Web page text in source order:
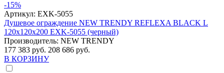
-15%
Артикул: EXK-5055
Душевое ограждение NEW TRENDY REFLEXA BLACK L
120x120x200 EXK-5055 (черный)
Производитель: NEW TRENDY
177 383 руб. 208 686 руб.
В КОРЗИНУ